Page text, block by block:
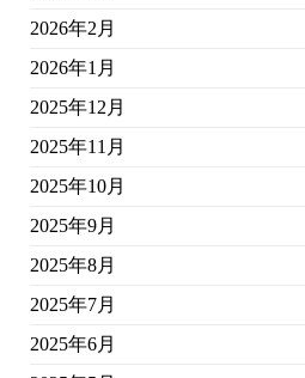
2026年2月
2026年1月
2025年12月
2025年11月
2025年10月
2025年9月
2025年8月
2025年7月
2025年6月